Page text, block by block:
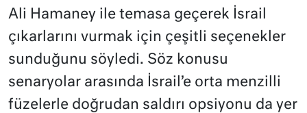
Ali Hamaney ile temasa geçerek İsrail
çıkarlarını vurmak için çeşitli seçenekler
sunduğunu söyledi. Söz konusu
senaryolar arasında İsrail’e orta menzilli
füzelerle doğrudan saldırı opsiyonu da yer